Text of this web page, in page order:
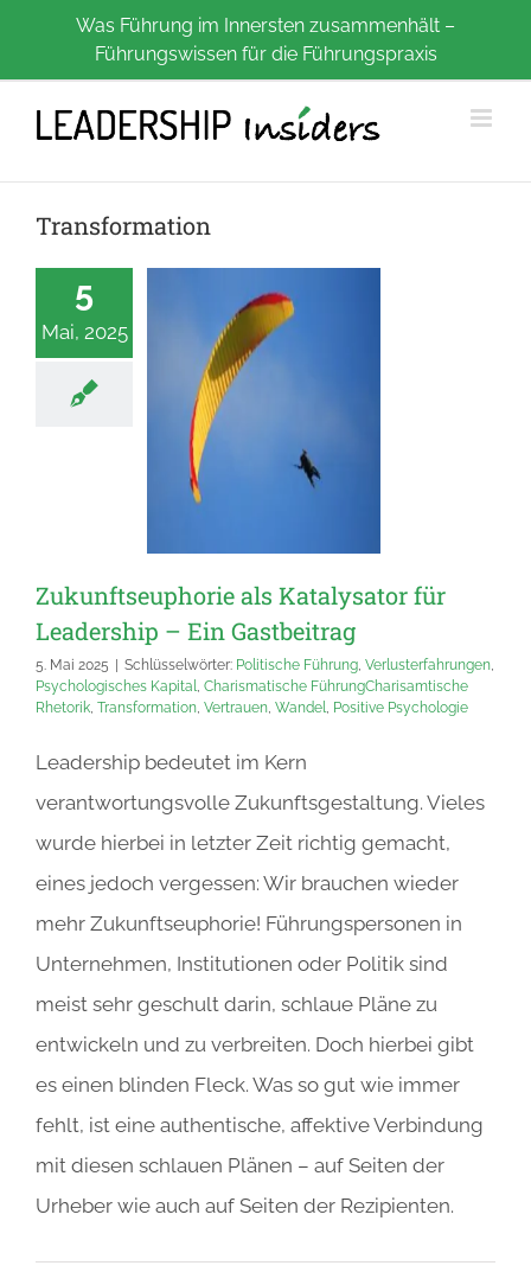
Was Führung im Innersten zusammenhält –
Führungswissen für die Führungspraxis
Transformation
5
Mai, 2025
Zukunftseuphorie als Katalysator für
Leadership – Ein Gastbeitrag
5. Mai 2025 Schlüsselwörter: Politische Führung, Verlusterfahrungen,
Psychologisches Kapital, Charismatische FührungCharisamtische
Rhetorik, Transformation, Vertrauen, Wandel, Positive Psychologie
Leadership bedeutet im Kern
verantwortungsvolle Zukunftsgestaltung. Vieles
wurde hierbei in letzter Zeit richtig gemacht,
eines jedoch vergessen: Wir brauchen wieder
mehr Zukunftseuphorie! Führungspersonen in
Unternehmen, Institutionen oder Politik sind
meist sehr geschult darin, schlaue Pläne zu
entwickeln und zu verbreiten. Doch hierbei gibt
es einen blinden Fleck. Was so gut wie immer
fehlt, ist eine authentische, affektive Verbindung
mit diesen schlauen Plänen – auf Seiten der
Urheber wie auch auf Seiten der Rezipienten.